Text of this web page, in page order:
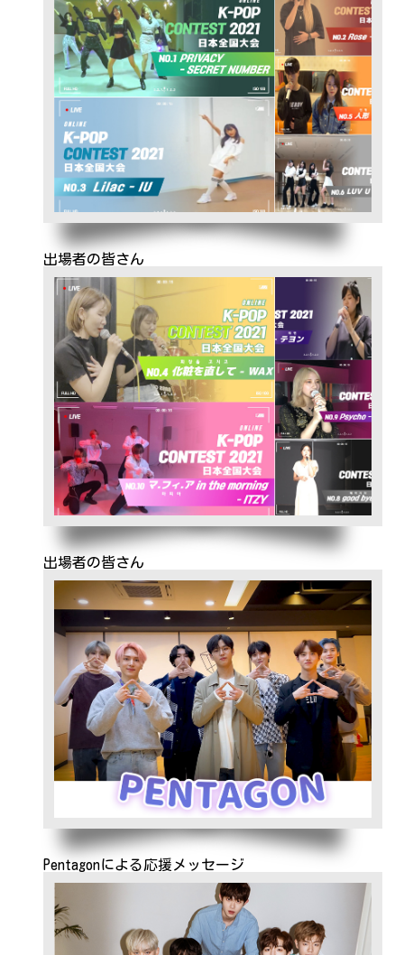
出場者の皆さん
出場者の皆さん
Pentagonによる応援メッセージ